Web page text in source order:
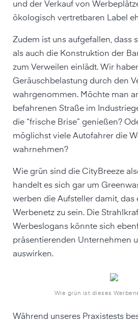
und der Verkauf von
ökologisch vertretbaren Label
Zudem ist uns aufgefallen, dass
als auch die Konstruktion der
zum Verweilen einlädt. Wir
Geräuschbelastung durch den
wahrgenommen. Möchte man
befahrenen Straße im
die “frische Brise” genießen?
möglichst viele Autofahrer die
wahrnehmen?
Wie grün sind die CityBreeze
handelt es sich gar um
werben die Aufsteller damit,
Werbenetz zu sein. Die
Werbeslogans könnte sich
präsentierenden Unternehmen
auswirken.
Wie grün ist dieses
Während unseres Praxistests